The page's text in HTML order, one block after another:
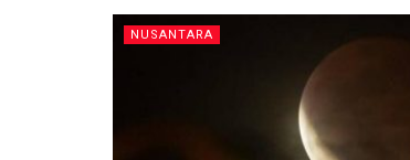
NUSANTARA